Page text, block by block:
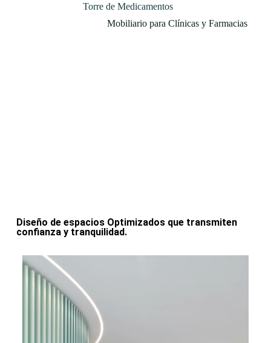
Torre de Medicamentos
Mobiliario para Clínicas y Farmacias
Diseño de espacios Optimizados que transmiten
confianza y tranquilidad.